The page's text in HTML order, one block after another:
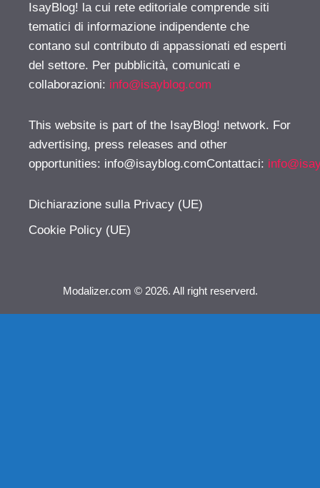
IsayBlog! la cui rete editoriale comprende siti
tematici di informazione indipendente che
contano sul contributo di appassionati ed esperti
del settore. Per pubblicità, comunicati e
collaborazioni: info@isayblog.com
This website is part of the IsayBlog! network. For
advertising, press releases and other
opportunities: info@isayblog.comContattaci:
Dichiarazione sulla Privacy (UE)
Cookie Policy (UE)
Modalizer.com © 2026. All right reserverd.